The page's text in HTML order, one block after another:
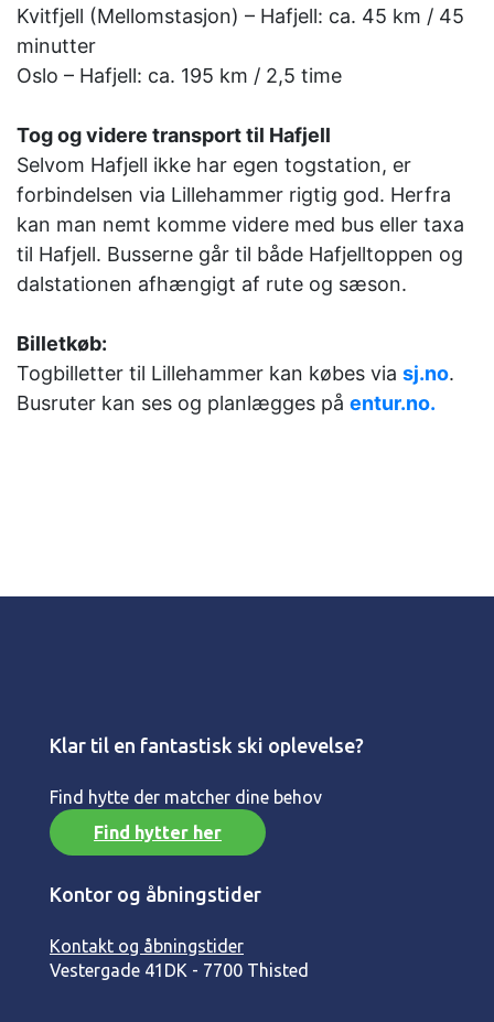
Kvitfjell (Mellomstasjon) – Hafjell: ca. 45 km / 45
minutter
Oslo – Hafjell: ca. 195 km / 2,5 time
Tog og videre transport til Hafjell
Selvom Hafjell ikke har egen togstation, er
forbindelsen via Lillehammer rigtig god. Herfra
kan man nemt komme videre med bus eller taxa
til Hafjell. Busserne går til både Hafjelltoppen og
dalstationen afhængigt af rute og sæson.
Billetkøb:
Togbilletter til Lillehammer kan købes via sj.no.
Busruter kan ses og planlægges på entur.no.
Klar til en fantastisk ski oplevelse?
Find hytte der matcher dine behov
Find hytter her
Kontor og åbningstider
Kontakt og åbningstider
Vestergade 41 DK - 7700 Thisted